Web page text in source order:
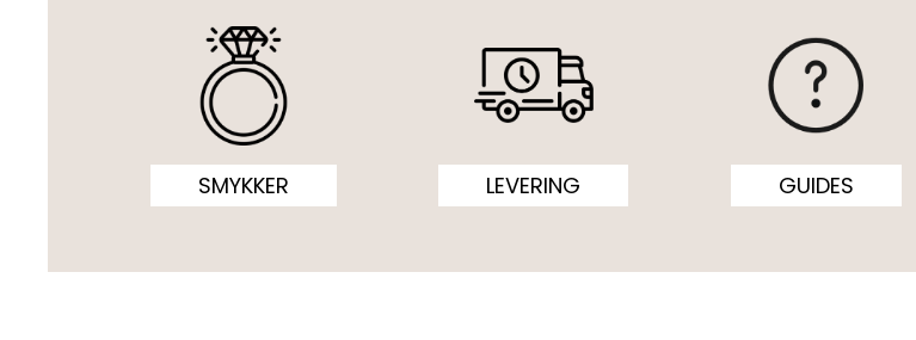
SMYKKER LEVERING GUIDES